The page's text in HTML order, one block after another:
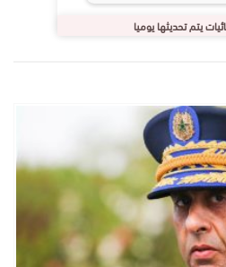
يتم تحديثها يوميا